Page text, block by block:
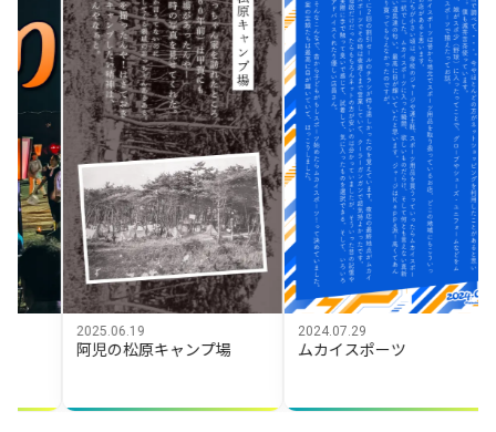
松原キャンプ場 ムカイスポーツ
2025.03.01
【写真撮影